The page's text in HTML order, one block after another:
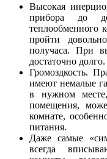
Высокая
прибора до
теплообменного
пройти
получаса. При
достаточно долго.
Громоздкость.
имеют немалые
в нужном
помещения,
комнате,
питания.
Даже самые
всегда